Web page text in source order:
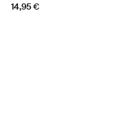
14,95 €